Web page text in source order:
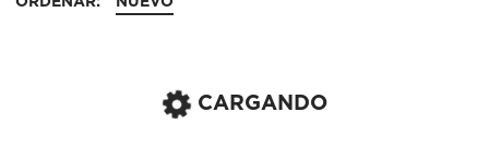
CARGANDO